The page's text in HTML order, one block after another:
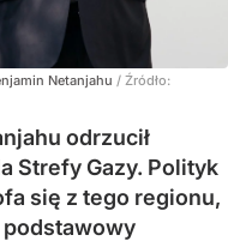
Netanjahu / Źródło:
odrzucił
Strefy Gazy. Polityk
się z tego regionu,
podstawowy